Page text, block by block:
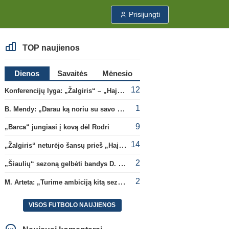
Prisijungti
TOP naujienos
Dienos Savaitės
Mėnesio
Konferencijų lyga: „Žalgiris“ – „Hajduk“ (rungtynės tiesiogiai)
12
B. Mendy: „Darau ką noriu su savo pasaulio čempionato titulu“ 1
„Barca“ jungiasi į kovą dėl Rodri 9
„Žalgiris“ neturėjo šansų prieš „Hajduk“ 14
„Šiaulių“ sezoną gelbėti bandys D. Lastauskas 2
M. Arteta: „Turime ambiciją kitą sezoną kovoti dėl visų titulų“ 2
VISOS FUTBOLO NAUJIENOS